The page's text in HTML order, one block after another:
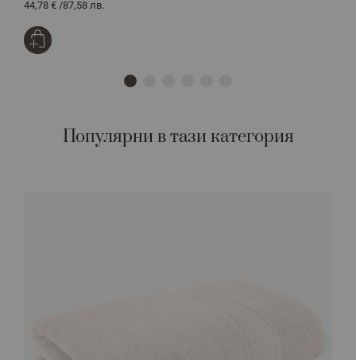
44,78 € /87,58 лв.
Популярни в тази категория